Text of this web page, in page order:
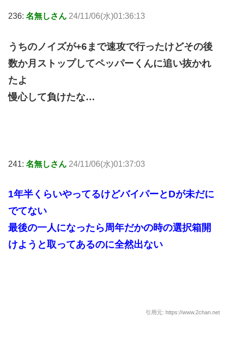
236: 名無しさん 24/11/06(水)01:36:13
うちのノイズが+6まで速攻で行ったけどその後
数か月ストップしてペッパーくんに追い抜かれ
たよ
慢心して負けたな…
241: 名無しさん 24/11/06(水)01:37:03
1年半くらいやってるけどバイパーとDが未だに
でてない
最後の一人になったら周年だかの時の選択箱開
けようと取ってあるのに全然出ない
引用元: https://www.2chan.net